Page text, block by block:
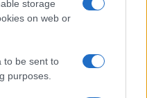
storage
on web or
to be sent to
purposes.